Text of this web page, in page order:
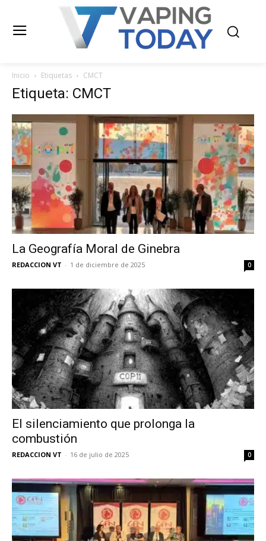
Inicio Etiquetas CMCT
Etiqueta: CMCT
La Geografía Moral de Ginebra
REDACCION VT - 1 de diciembre de 2025 0
El silenciamiento que prolonga la
combustión
REDACCION VT - 16 de julio de 2025 0